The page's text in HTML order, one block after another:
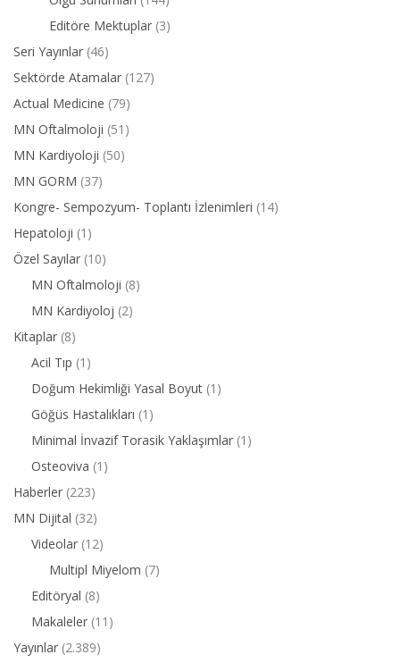
Editöre Mektuplar (3)
Seri Yayınlar (46)
Sektörde Atamalar (127)
Actual Medicine (79)
MN Oftalmoloji (51)
MN Kardiyoloji (50)
MN GORM (37)
Kongre- Sempozyum- Toplantı İzlenimleri (14)
Hepatoloji (1)
Özel Sayılar (10)
MN Oftalmoloji (8)
MN Kardiyoloj (2)
Kitaplar (8)
Acil Tıp (1)
Doğum Hekimliği Yasal Boyut (1)
Göğüs Hastalıkları (1)
Minimal İnvazif Torasik Yaklaşımlar (1)
Osteoviva (1)
Haberler (223)
MN Dijital (32)
Videolar (12)
Multipl Miyelom (7)
Editöryal (8)
Makaleler (11)
Yayınlar (2.389)